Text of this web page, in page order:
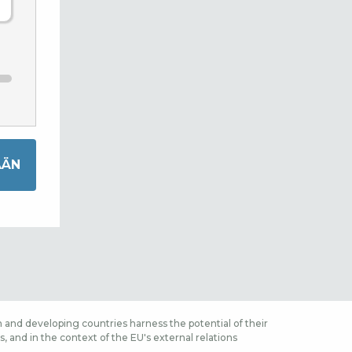
and developing countries harness the potential of their
and in the context of the EU's external relations